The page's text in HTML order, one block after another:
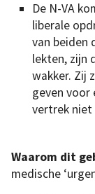
De N-VA
liberale
van beiden
lekten, zijn
wakker. Zij
geven voor
vertrek niet
Waarom dit
medische